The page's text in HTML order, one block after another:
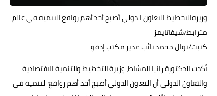
وزيرةالتخطيط التعاون الدولي أصبح أحد أهم روافع التنمية في عالم
مترابط/شيفاتايمز
كتبت/نوال محمد نائب مدير مكتب إدفو
أكدت الدكتورة رانيا المشاط، وزيرة التخطيط والتنمية الاقتصادية
والتعاون الدولي أن التعاون الدولي أصبح أحد أهم روافع التنمية في